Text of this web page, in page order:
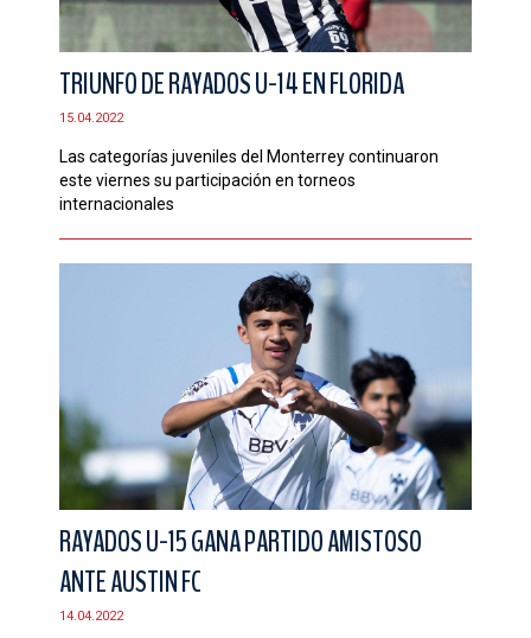
TRIUNFO DE RAYADOS U-14 EN FLORIDA
15.04.2022
Las categorías juveniles del Monterrey continuaron
este viernes su participación en torneos
internacionales
RAYADOS U-15 GANA PARTIDO AMISTOSO
ANTE AUSTIN FC
14.04.2022